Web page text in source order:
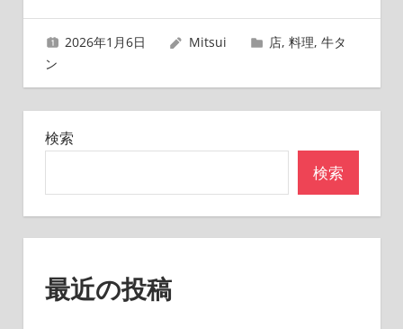
ゲ
ー
シ
ョ
2026年1月6日 Mitsui 店,料理,牛タ
ン
検索
検索
最近の投稿